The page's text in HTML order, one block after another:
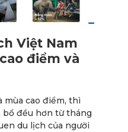
Việt Nam
điểm và
mùa cao điểm, thì
bổ đều hơn từ tháng
du lịch của người